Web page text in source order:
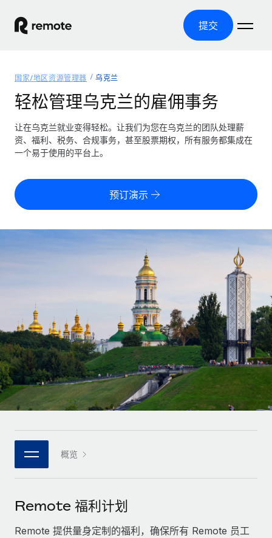
提交
产品
全球招聘
全球薪资管理
轻松运行合规薪资
零实体成本实现全球扩张
全球合规聘用合同工
外包复杂雇佣任务
基础设施
Remote Embedded
将人力资源无缝融入工作流程
团队的内置核心人力资源功能
连接 新的
使用我们的 MCP 将任何人工智能工具与 Remote 平台相连
借助核心业务工具简化流程
覆盖全球
美国各州浏览器
成长阶段
初创企业
为成长型企业量身打造的全球敏捷型人力资源与薪资解决方案
中型市场
通过定制化人力资源解决方案扩展团队
企业
与我们携手合作
战略技术合作伙伴
与我们共探合作机遇
资源
工具与计算器
误分类风险计算工具
员工成本计算器
探索全球合同工的结算货币选项与结算速度
通过 REMOTE 学习
研究与指引
案例研究
人力资源术语表
核对表和模板
职位描述库
网络研讨会
活动
新闻室
定价
中文（简体）
Français
Deutsch
Español
Italiano
Português (Portugal)
日本語
한국어
中文（简体）
登录
国家/地区资源管理器 乌克兰
轻松管理乌克兰的雇佣事务
让在乌克兰就业变得轻松。让我们为您在乌克兰的团队处理薪
资、福利、税务、合规事务，甚至股票期权，所有服务都集成在
一个易于使用的平台上。
预订演示
概览
Remote 福利计划
Remote 提供量身定制的福利，确保所有 Remote 员工